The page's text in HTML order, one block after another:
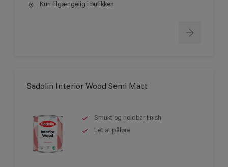
Kun tilgængelig i butikken
Sadolin Interior Wood Semi Matt
Smukt og holdbar finish
Let at påføre